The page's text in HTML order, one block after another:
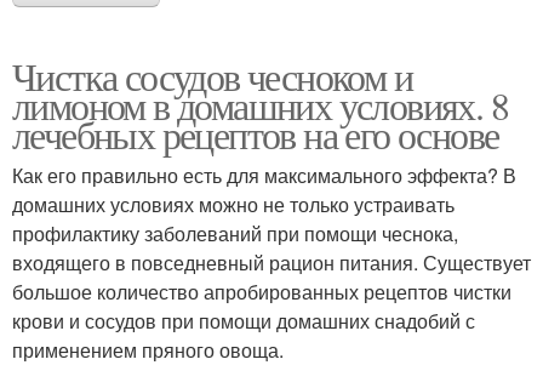
Чистка сосудов чесноком и
лимоном в домашних условиях. 8
лечебных рецептов на его основе
Как его правильно есть для максимального эффекта? В
домашних условиях можно не только устраивать
профилактику заболеваний при помощи чеснока,
входящего в повседневный рацион питания. Существует
большое количество апробированных рецептов чистки
крови и сосудов при помощи домашних снадобий с
применением пряного овоща.